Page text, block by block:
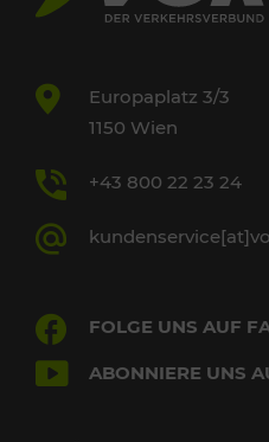
Europaplatz 3/3
1150 Wien
+43 800 22 23 24
FOLGE UNS AUF
ABONNIERE UNS